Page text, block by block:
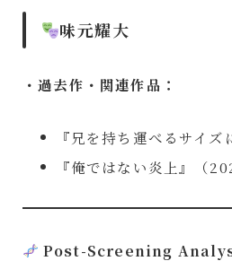
味元耀大
・過去作・関連作品：
『兄を持ち運べるサイズ
『俺ではない炎上』（
Post-Screening